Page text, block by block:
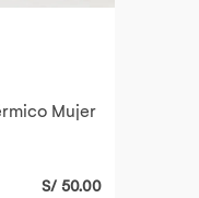
Mujer
S/ 50.00